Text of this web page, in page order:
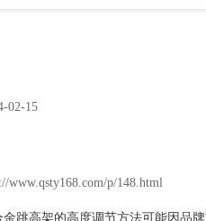
02-15
www.qsty168.com/p/148.html
金跳高架的高度调节方法可能因品